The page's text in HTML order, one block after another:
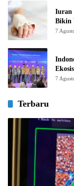
Iuran
Bikin
7
7
Terbaru